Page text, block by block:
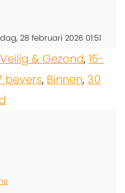
28 februari 2026 01:51
Veilig & Gezond, 15-
bevers, Binnen, 30